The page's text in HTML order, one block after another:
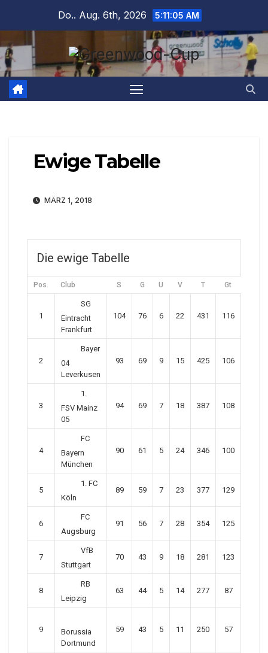
springen
Do.. Aug. 6th, 2026 5:11:05 AM
Ewige Tabelle
MÄRZ 1, 2018
Die ewige Tabelle
Pos. Club S G U V T Gt
1
SG
Eintracht
Frankfurt
104 76 6 22 431 116
2
Bayer
04
Leverkusen
93 69 9 15 425 106
3
1.
FSV Mainz
05
94 69 7 18 387 108
4
FC
Bayern
München
90 61 5 24 346 100
5
1. FC
Köln
89 59 7 23 377 129
6
FC
Augsburg
91 56 7 28 354 125
7
VfB
Stuttgart
70 43 9 18 281 123
8
RB
Leipzig
63 44 5 14 277 87
9
Borussia
Dortmund
59 43 5 11 250 57